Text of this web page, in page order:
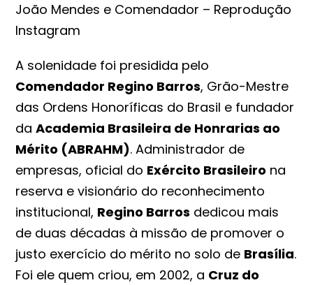
João Mendes e Comendador – Reprodução
Instagram
A solenidade foi presidida pelo
Comendador Regino Barros, Grão-Mestre
das Ordens Honoríficas do Brasil e fundador
daAcademia Brasileira de Honrarias ao
Mérito (ABRAHM). Administrador de
empresas, oficial do Exército Brasileiro na
reserva e visionário do reconhecimento
institucional, Regino Barros dedicou mais
de duas décadas à missão de promover o
justo exercício do mérito no solo de Brasília.
Foi ele quem criou, em 2002, a Cruz do